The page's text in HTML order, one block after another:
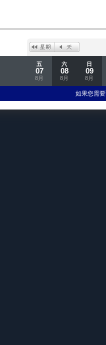
五
07
8月
六
08
8月
日
09
8月
如果您需